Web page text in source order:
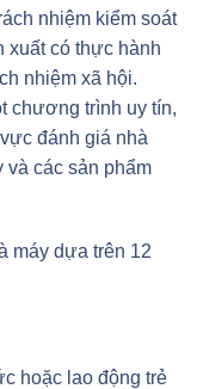
nhiệm kiểm soát
xuất có thực hành
nhiệm xã hội.
chương trình uy tín,
đánh giá nhà
và các sản phẩm
máy dựa trên 12
hoặc lao động trẻ